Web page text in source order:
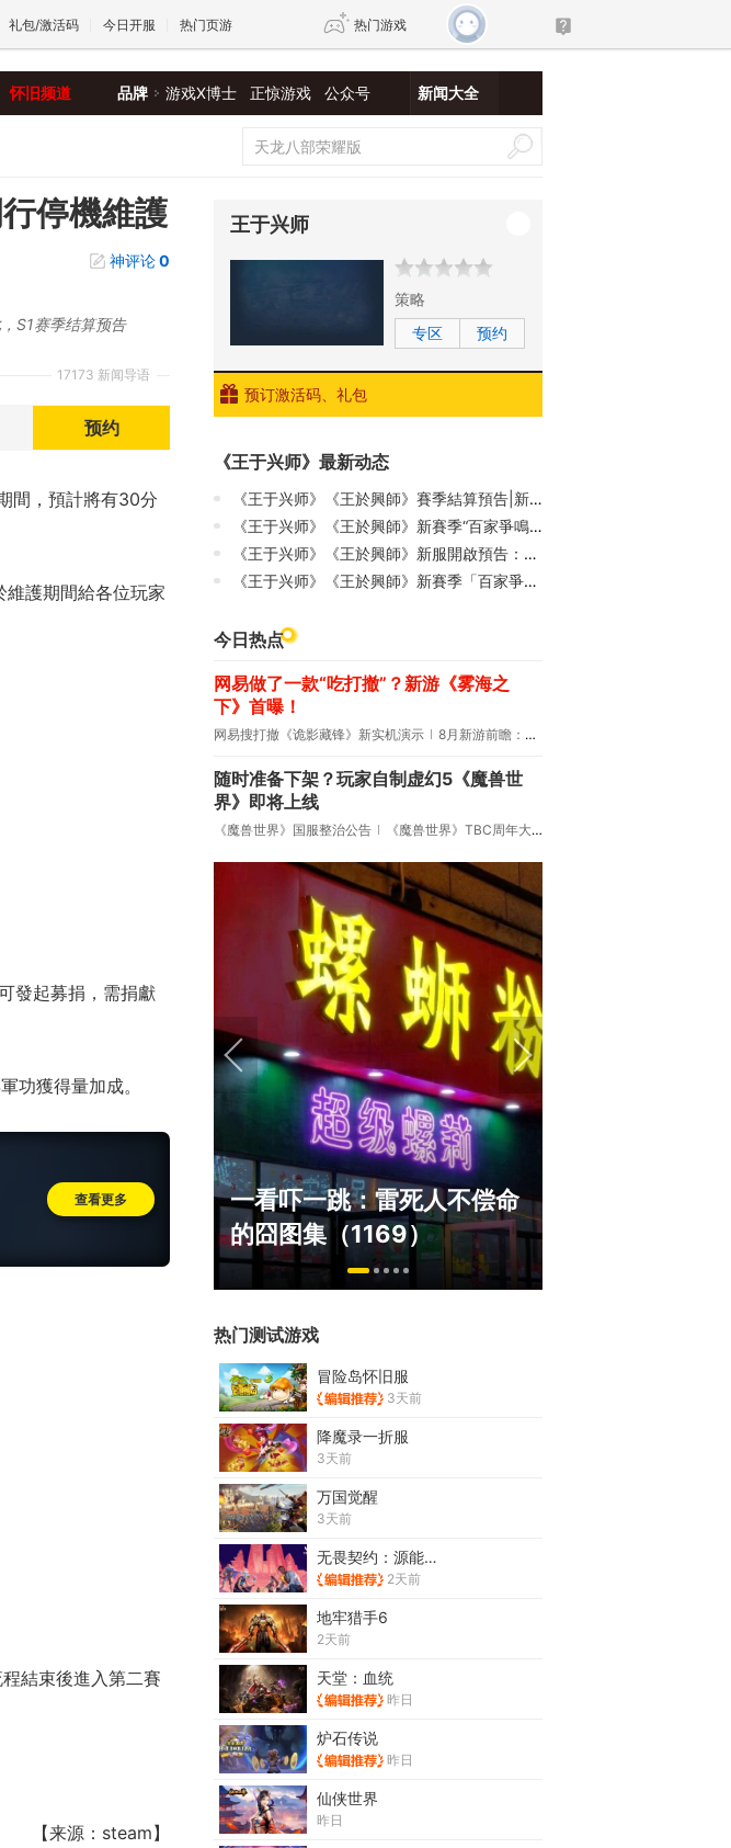
礼包/激活码 今日开服 热门页游 热门游戏
王权与自由 诛仙世界 新仙侠5
怀旧频道 品牌 游戏X博士 正惊游戏 公众号 新闻大全
停機維護
神评论0
17173 新闻导语
S1赛季结算预告
预约
間，預計將有30分
護期間給各位玩家
發起募捐，需捐獻
功獲得量加成。
查看更多
結束後進入第二賽
【来源：steam】
王于兴师
策略
专区
预约
预订激活码、礼包
《王于兴师》最新动态
《王于兴师》《王於興師》賽季結算預告|新賽季「百家爭鳴」8月15日正式開啟！
《王于兴师》《王於興師》新賽季“百家爭鳴”8月15日正式上線！賽季內容速覽
《王于兴师》《王於興師》新服開啟預告：雄姿英發
《王于兴师》《王於興師》新賽季「百家爭鳴」預告：百家玩法、特殊兵裝
今日热点
网易做了一款“吃打撤”？新游《雾海之
下》首曝！
网易搜打撤《诡影藏锋》新实机演示 8月新游前瞻：《诡秘之主》领衔
随时准备下架？玩家自制虚幻5《魔兽世
界》即将上线
《魔兽世界》国服整治公告 《魔兽世界》TBC周年大更：双经典团本回归！
一跳：雷死人不偿命
集（1169）
盘点8月扎堆上线的影游：
玩家想扔核弹，结果只能谈
恋爱？
热门测试游戏
冒险岛怀旧服
3天前
降魔录一折服
3天前
万国觉醒
3天前
无畏契约：源能行动
2天前
地牢猎手6
2天前
天堂：血统
昨日
炉石传说
昨日
仙侠世界
昨日